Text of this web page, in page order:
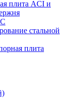
плита ACI и
стальной
плита